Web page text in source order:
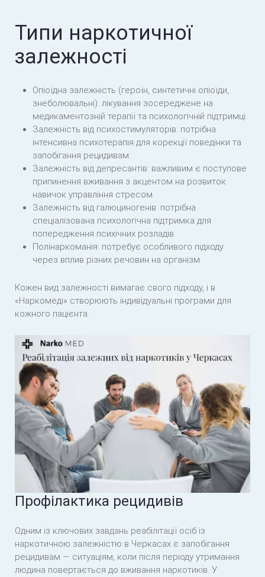
Типи наркотичної
залежності
Опіоїдна залежність (героїн, синтетичні опіоїди,
знеболювальні): лікування зосереджене на
медикаментозній терапії та психологічній підтримці.
Залежність від психостимуляторів: потрібна
інтенсивна психотерапія для корекції поведінки та
запобігання рецидивам.
Залежність від депресантів: важливим є поступове
припинення вживання з акцентом на розвиток
навичок управління стресом.
Залежність від галюциногенів: потрібна
спеціалізована психологічна підтримка для
попередження психічних розладів.
Полінаркоманія: потребує особливого підходу
через вплив різних речовин на організм.
Кожен вид залежності вимагає свого підходу, і в
«Наркомеді» створюють індивідуальні програми для
кожного пацієнта.
Профілактика рецидивів
Одним із ключових завдань реабілітації осіб із
наркотичною залежністю в Черкасах є запобігання
рецидивам — ситуаціям, коли після періоду утримання
людина повертається до вживання наркотиків. У